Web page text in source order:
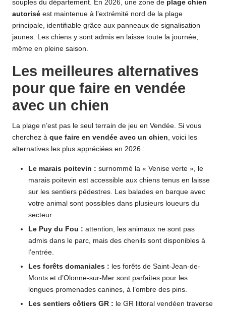
souples du département. En 2026, une zone de plage chien
autorisé est maintenue à l’extrémité nord de la plage
principale, identifiable grâce aux panneaux de signalisation
jaunes. Les chiens y sont admis en laisse toute la journée,
même en pleine saison.
Les meilleures alternatives
pour que faire en vendée
avec un chien
La plage n’est pas le seul terrain de jeu en Vendée. Si vous
cherchez à que faire en vendée avec un chien, voici les
alternatives les plus appréciées en 2026 :
Le marais poitevin : surnommé la « Venise verte », le
marais poitevin est accessible aux chiens tenus en laisse
sur les sentiers pédestres. Les balades en barque avec
votre animal sont possibles dans plusieurs loueurs du
secteur.
Le Puy du Fou : attention, les animaux ne sont pas
admis dans le parc, mais des chenils sont disponibles à
l’entrée.
Les forêts domaniales : les forêts de Saint-Jean-de-
Monts et d’Olonne-sur-Mer sont parfaites pour les
longues promenades canines, à l’ombre des pins.
Les sentiers côtiers GR : le GR littoral vendéen traverse